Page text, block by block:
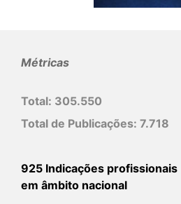
Métricas
Total: 305.550
Total de Publicações: 7.718
925 Indicações profissionais
em âmbito nacional